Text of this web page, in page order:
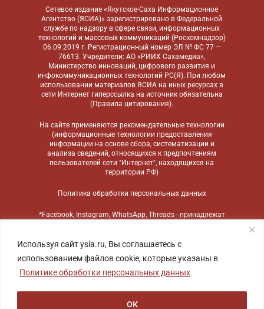
Используя сайт ysia.ru, Вы соглашаетесь с
использованием файлов cookie, которые указаны в
Политике обработки персональных данных
ОК
Сетевое издание «Якутское-Саха Информационное
Агентство (ЯСИА)» зарегистрировано в Федеральной
службе по надзору в сфере связи, информационных
технологий и массовых коммуникаций (Роскомнадзор)
06.09.2019 г. Регистрационный номер ЭЛ № ФС 77 —
76613. Учредители: АО «РИИХ Сахамедиа»,
Министерство инноваций, цифрового развития и
инфокоммуникационных технологий РС(Я). При любом
использовании материалов ЯСИА на иных ресурсах в
сети Интернет гиперссылка на источник обязательна
(Правила цитирования).
На сайте применяются рекомендательные технологии
(информационные технологии предоставления
информации на основе сбора, систематизации и
анализа сведений, относящихся к предпочтениям
пользователей сети "Интернет", находящихся на
территории РФ)
Политика обработки персональных данных
*Facebook, Instagram, WhatsApp, Threads - принадлежат